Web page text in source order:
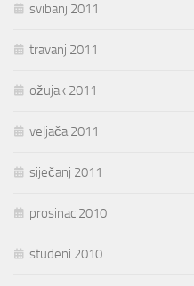
svibanj 2011
travanj 2011
ožujak 2011
veljača 2011
siječanj 2011
prosinac 2010
studeni 2010